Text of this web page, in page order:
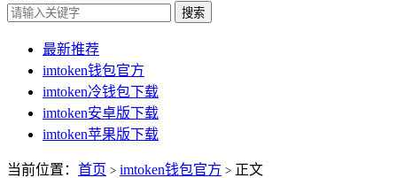
搜索
最新推荐
imtoken钱包官方
imtoken冷钱包下载
imtoken安卓版下载
imtoken苹果版下载
当前位置： 首页 > imtoken钱包官方 > 正文